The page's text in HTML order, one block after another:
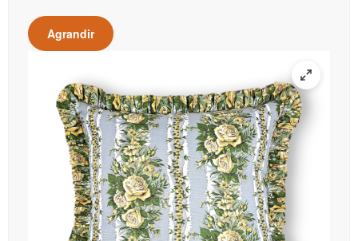
Agrandir